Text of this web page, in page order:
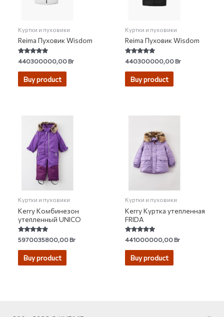
Куртки и пуховики
Reima Пуховик Wisdom
Rated
4.80
out of 5
440300000,00Br
Buy product
Куртки и пуховики
Reima Пуховик Wisdom
Rated
5.00
out of 5
440300000,00Br
Buy product
Куртки и пуховики
Kerry Комбинезон
утепленный UNICO
Rated
4.69
out of 5
5970035800,00Br
Buy product
Куртки и пуховики
Kerry Куртка утепленная
FRIDA
Rated
4.86
out of 5
441000000,00Br
Buy product